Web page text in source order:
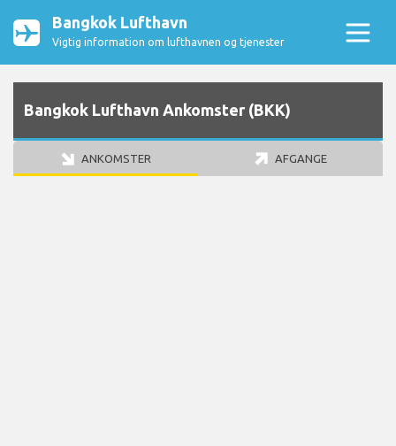
Bangkok Lufthavn
Vigtig information om lufthavnen og tjenester
Bangkok Lufthavn Ankomster (BKK)
ANKOMSTER AFGANGE